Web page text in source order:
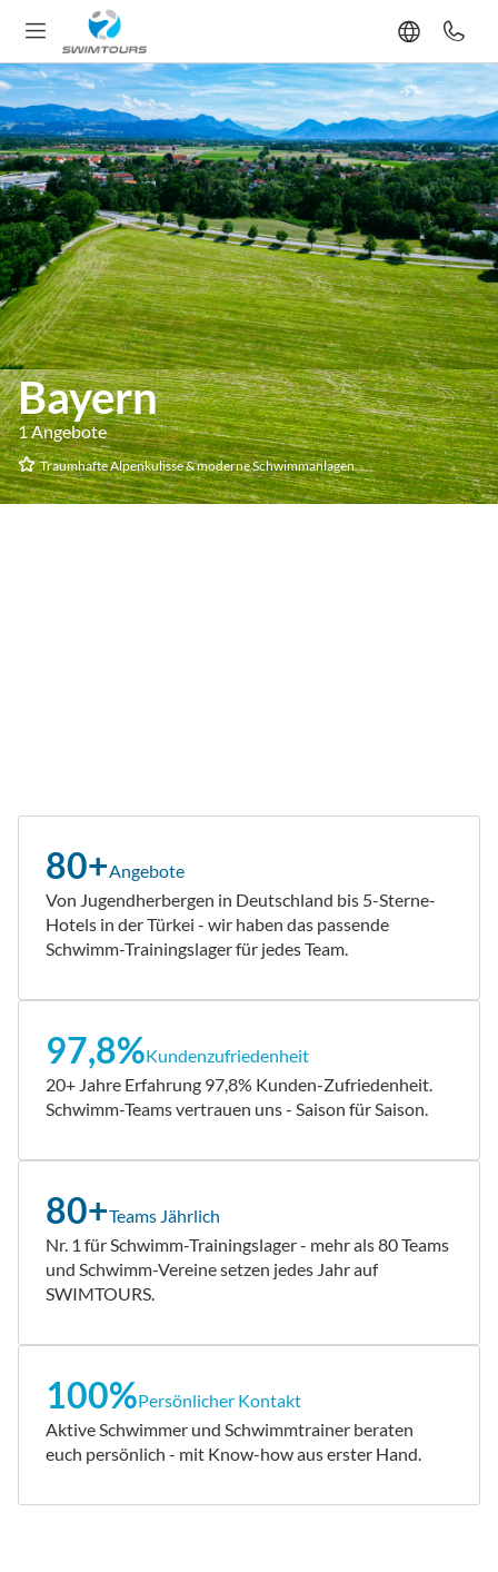
Bayern
1 Angebote
Traumhafte Alpenkulisse & moderne Schwimmanlagen
80+Angebote
Von Jugendherbergen in Deutschland bis 5-Sterne-
Hotels in der Türkei - wir haben das passende
Schwimm-Trainingslager für jedes Team.
97,8%Kundenzufriedenheit
20+ Jahre Erfahrung 97,8% Kunden-Zufriedenheit.
Schwimm-Teams vertrauen uns - Saison für Saison.
80+Teams Jährlich
Nr. 1 für Schwimm-Trainingslager - mehr als 80 Teams
und Schwimm-Vereine setzen jedes Jahr auf
SWIMTOURS.
100%Persönlicher Kontakt
Aktive Schwimmer und Schwimmtrainer beraten
euch persönlich - mit Know-how aus erster Hand.